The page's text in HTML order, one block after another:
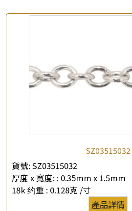
產品查詢
*e-mail
查詢以下產品
SZ03515032
貨號: SZ03515032
厚度 x 寬度: : 0.35mm x 1.5mm
18k 约重 : 0.128克 /寸
產品詳情